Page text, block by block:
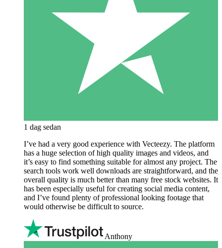
1 dag sedan
I’ve had a very good experience with Vecteezy. The platform
has a huge selection of high quality images and videos, and
it’s easy to find something suitable for almost any project. The
search tools work well downloads are straightforward, and the
overall quality is much better than many free stock websites. It
has been especially useful for creating social media content,
and I’ve found plenty of professional looking footage that
would otherwise be difficult to source.
Anthony